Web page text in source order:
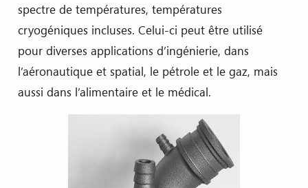
spectre de températures, températures
cryogéniques incluses. Celui-ci peut être utilisé
pour diverses applications d’ingénierie, dans
l’aéronautique et spatial, le pétrole et le gaz, mais
aussi dans l’alimentaire et le médical.